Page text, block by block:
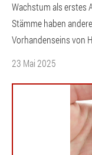
Wachstum als erstes
Stämme haben
Vorhandenseins von
23 Mai 2025